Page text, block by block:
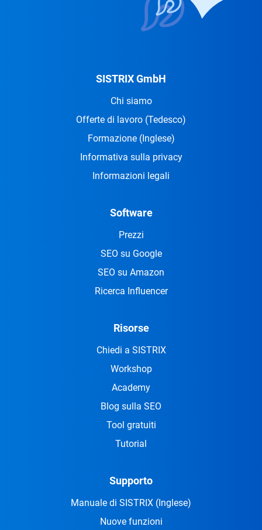
SISTRIX GmbH
Chi siamo
Offerte di lavoro (Tedesco)
Formazione (Inglese)
Informativa sulla privacy
Informazioni legali
Software
Prezzi
SEO su Google
SEO su Amazon
Ricerca Influencer
Risorse
Chiedi a SISTRIX
Workshop
Academy
Blog sulla SEO
Tool gratuiti
Tutorial
Supporto
Manuale di SISTRIX (Inglese)
Nuove funzioni